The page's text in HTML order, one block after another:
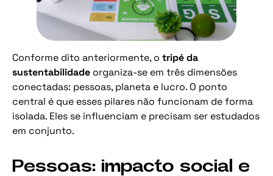
Conforme dito anteriormente, o tripé da
sustentabilidade organiza-se em três dimensões
conectadas: pessoas, planeta e lucro. O ponto
central é que esses pilares não funcionam de forma
isolada. Eles se influenciam e precisam ser estudados
em conjunto.
Pessoas: impacto social e